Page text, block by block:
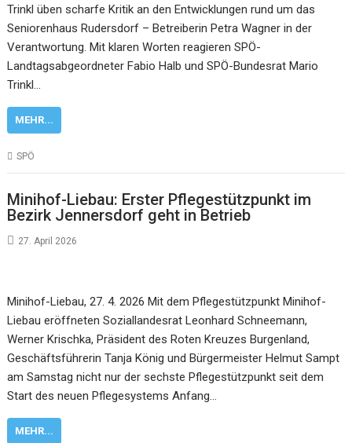
Trinkl üben scharfe Kritik an den Entwicklungen rund um das
Seniorenhaus Rudersdorf – Betreiberin Petra Wagner in der
Verantwortung. Mit klaren Worten reagieren SPÖ-
Landtagsabgeordneter Fabio Halb und SPÖ-Bundesrat Mario
Trinkl…
MEHR...
SPÖ
Minihof-Liebau: Erster Pflegestützpunkt im
Bezirk Jennersdorf geht in Betrieb
27. April 2026
Minihof-Liebau, 27. 4. 2026 Mit dem Pflegestützpunkt Minihof-
Liebau eröffneten Soziallandesrat Leonhard Schneemann,
Werner Krischka, Präsident des Roten Kreuzes Burgenland,
Geschäftsführerin Tanja König und Bürgermeister Helmut Sampt
am Samstag nicht nur der sechste Pflegestützpunkt seit dem
Start des neuen Pflegesystems Anfang…
MEHR...